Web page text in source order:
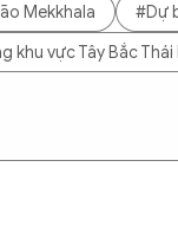
Mekkhala
#Dự
khu vực Tây Bắc Thái